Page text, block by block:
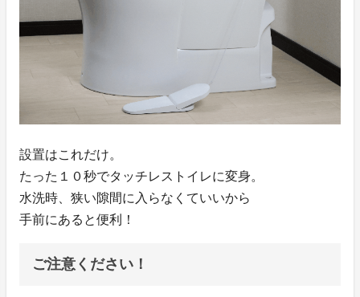
設置はこれだけ。
たった１０秒でタッチレストイレに変身。
水洗時、狭い隙間に入らなくていいから
手前にあると便利！
ご注意ください！